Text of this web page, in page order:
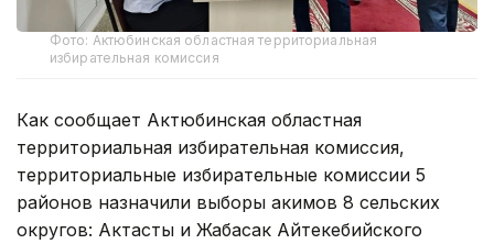
Фото: Актюбинская областная территориальная
избирательная комиссия
Как сообщает Актюбинская областная
территориальная избирательная комиссия,
территориальные избирательные комиссии 5
районов назначили выборы акимов 8 сельских
округов: Актасты и Жабасак Айтекебийского